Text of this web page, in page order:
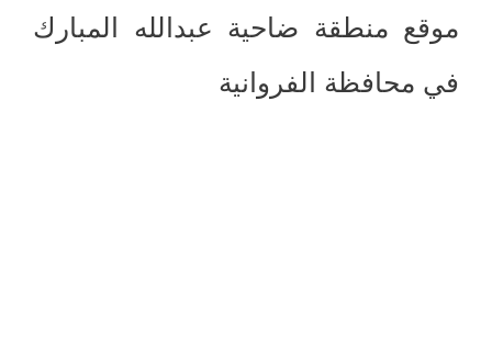
موقع منطقة ضاحية عبدالله المبارك
في محافظة الفروانية